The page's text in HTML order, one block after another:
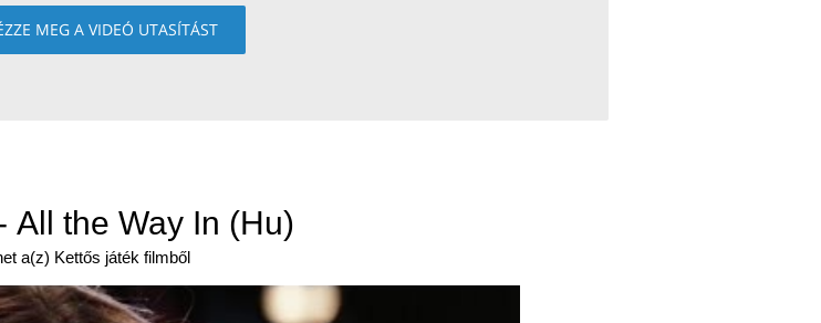
MEG A VIDEÓ UTASÍTÁST
All the Way In (Hu)
a(z) Kettős játék filmből